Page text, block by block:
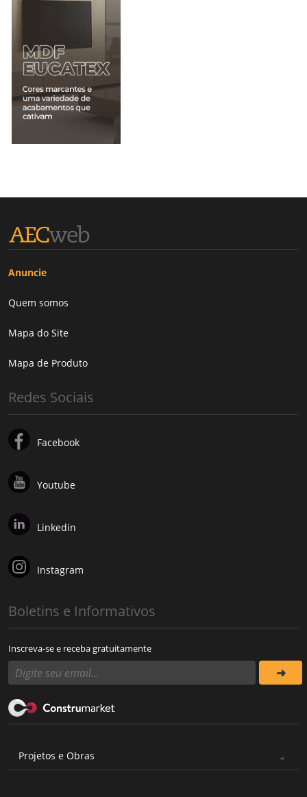
Anuncie
Quem somos
Mapa do Site
Mapa de Produto
Redes Sociais
Facebook
Youtube
Linkedin
Instagram
Boletins e Informativos
Inscreva-se e receba gratuitamente
Projetos e Obras